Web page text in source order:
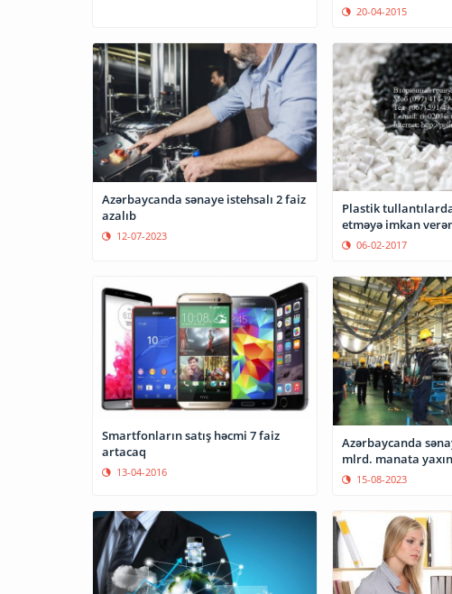
20-04-2015
Azərbaycanda sənaye istehsalı 2 faiz
azalıb
12-07-2023
Plastik
etməyə imkan
06-02-2017
Smartfonların satış həcmi 7 faiz
artacaq
13-04-2016
Azərbaycanda
mlrd. manata
15-08-2023